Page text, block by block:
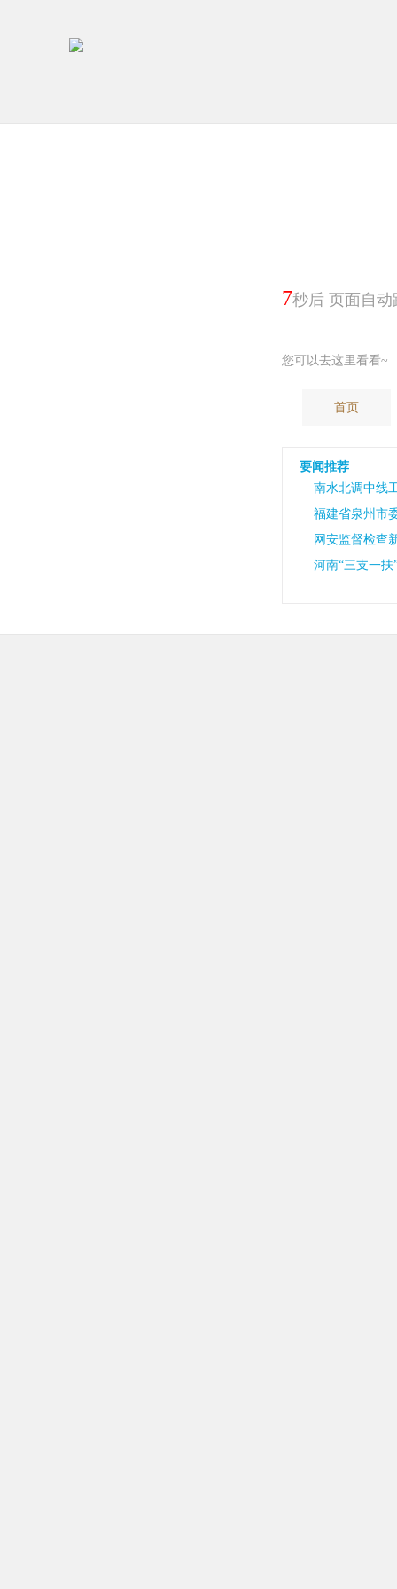
7秒后 页面自动
您可以去这里看看~
首页
要闻推荐
南水北调中线
福建省泉州市
网安监督检查
河南“三支一